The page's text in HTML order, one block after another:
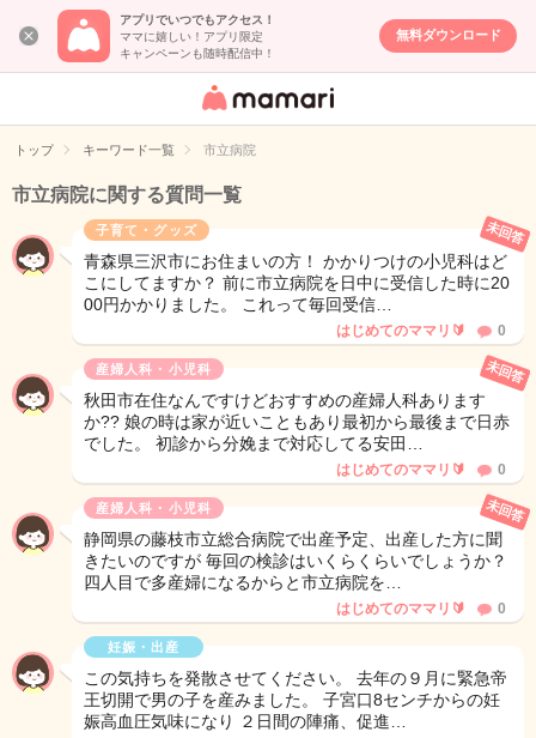
アプリでいつでもアクセス！
ママに嬉しい！アプリ限定
キャンペーンも随時配信中！
無料ダウンロード
女性専用匿名QA
イト
トップ キーワード一覧 市立病院
市立病院に関する質問一覧
子育て・グッズ
青森県三沢市にお住まいの方！ かかりつけの小児科はど
こにしてますか？ 前に市立病院を日中に受信した時に20
00円かかりました。 これって毎回受信…
未回答
はじめてのママリ🔰 0
産婦人科・小児科
秋田市在住なんですけどおすすめの産婦人科あります
か?? 娘の時は家が近いこともあり最初から最後まで日赤
でした。 初診から分娩まで対応してる安田…
未回答
はじめてのママリ🔰 0
産婦人科・小児科
静岡県の藤枝市立総合病院で出産予定、出産した方に聞
きたいのですが 毎回の検診はいくらくらいでしょうか？
四人目で多産婦になるからと市立病院を…
未回答
はじめてのママリ🔰 0
妊娠・出産
この気持ちを発散させてください。 去年の９月に緊急帝
王切開で男の子を産みました。 子宮口8センチからの妊
娠高血圧気味になり ２日間の陣痛、促進…